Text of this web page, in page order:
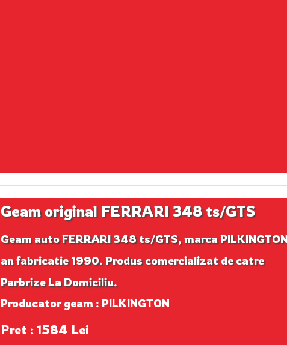
Geam original FERRARI 348 ts/GTS
Geam auto FERRARI 348 ts/GTS, marca
an fabricatie 1990. Produs comercializat de catre
Parbrize La Domiciliu.
Producator geam : PILKINGTON
Pret : 1584 Lei